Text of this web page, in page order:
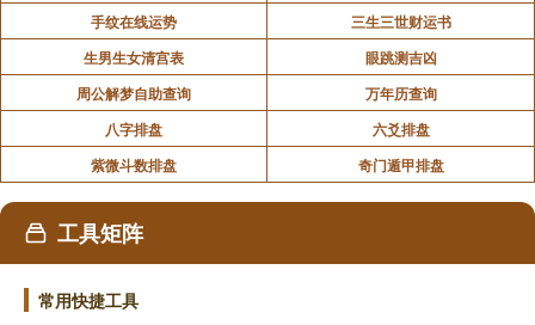
手纹在线运势
三生三世财运书
生男生女清宫表
眼跳测吉凶
周公解梦自助查询
万年历查询
八字排盘
六爻排盘
紫微斗数排盘
奇门遁甲排盘
工具矩阵
常用快捷工具